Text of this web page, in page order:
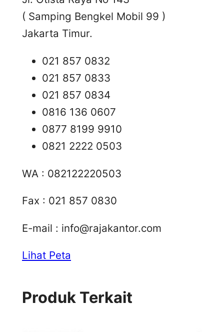
( Samping Bengkel Mobil 99 )
Jakarta Timur.
021 857 0832
021 857 0833
021 857 0834
0816 136 0607
0877 8199 9910
0821 2222 0503
WA : 082122220503
Fax : 021 857 0830
E-mail : info@rajakantor.com
Lihat Peta
Produk Terkait